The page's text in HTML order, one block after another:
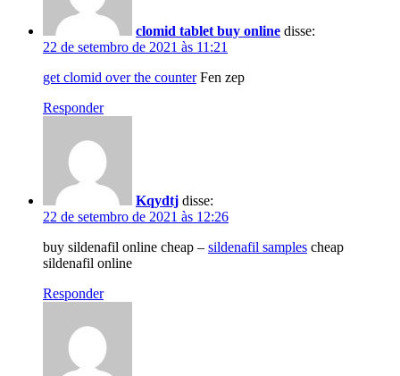
clomid tablet buy online disse:
22 de setembro de 2021 às 11:21
get clomid over the counterFen zep
Responder
Kqydtj disse:
22 de setembro de 2021 às 12:26
buy sildenafil online cheap – sildenafil samples cheap
sildenafil online
Responder